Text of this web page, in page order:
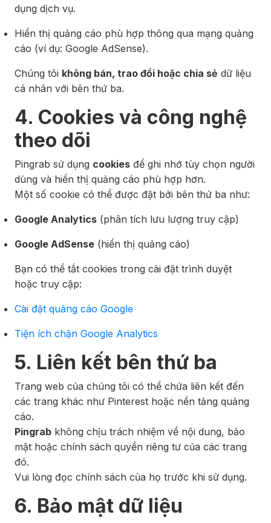
dụng dịch vụ.
Hiển thị quảng cáo phù hợp thông qua mạng quảng
cáo (ví dụ: Google AdSense).
Chúng tôi không bán, trao đổi hoặc chia sẻ dữ liệu
cá nhân với bên thứ ba.
4. Cookies và công nghệ
theo dõi
Pingrab sử dụng cookiesđể ghi nhớ tùy chọn người
dùng và hiển thị quảng cáo phù hợp hơn.
Một số cookie có thể được đặt bởi bên thứ ba như:
Google Analytics(phân tích lưu lượng truy cập)
Google AdSense(hiển thị quảng cáo)
Bạn có thể tắt cookies trong cài đặt trình duyệt
hoặc truy cập:
Cài đặt quảng cáo Google
Tiện ích chặn Google Analytics
5. Liên kết bên thứ ba
Trang web của chúng tôi có thể chứa liên kết đến
các trang khác như Pinterest hoặc nền tảng quảng
cáo.
Pingrabkhông chịu trách nhiệm về nội dung, bảo
mật hoặc chính sách quyền riêng tư của các trang
đó.
Vui lòng đọc chính sách của họ trước khi sử dụng.
6. Bảo mật dữ liệu